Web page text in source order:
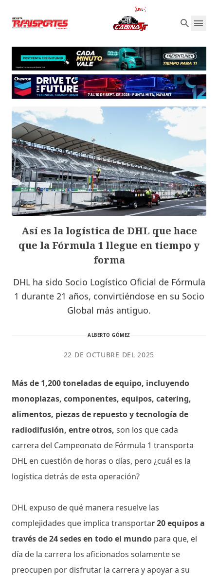
Así es la logística de DHL que hace
que la Fórmula 1 llegue en tiempo y
forma
DHL ha sido Socio Logístico Oficial de Fórmula
1 durante 21 años, convirtiéndose en su Socio
Global más antiguo.
ALBERTO GÓMEZ
22 DE OCTUBRE DEL 2025
Más de 1,200 toneladas de equipo, incluyendo
monoplazas, componentes, equipos, catering,
alimentos, piezas de repuesto y tecnología de
radiodifusión, entre otros, son los que cada
carrera del Campeonato de Fórmula 1 transporta
DHL en cuestión de horas o días, pero ¿cuál es la
logística detrás de esta operación?
DHL expuso de qué manera resuelve las
complejidades que implica transportar 20 equipos a
través de 24 sedes en todo el mundo para que, el
día de la carrera los aficionados solamente se
preocupen por disfrutar la carrera y apoyar a su